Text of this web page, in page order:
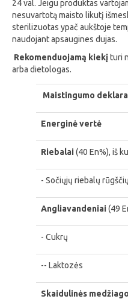
24 val. Jeigu produktas
nesuvartotą maisto likutį
sterilizuotas ypač aukštoje
naudojant apsaugines dujas.
Rekomenduojamą kiekįturi
arba dietologas.
Maistingumo
Energinė vertė
Riebalai(40 En%), iš
- Sočiųjų riebalų rūgščių
Angliavandeniai(49
- Cukrų
-- Laktozės
Skaidulinės